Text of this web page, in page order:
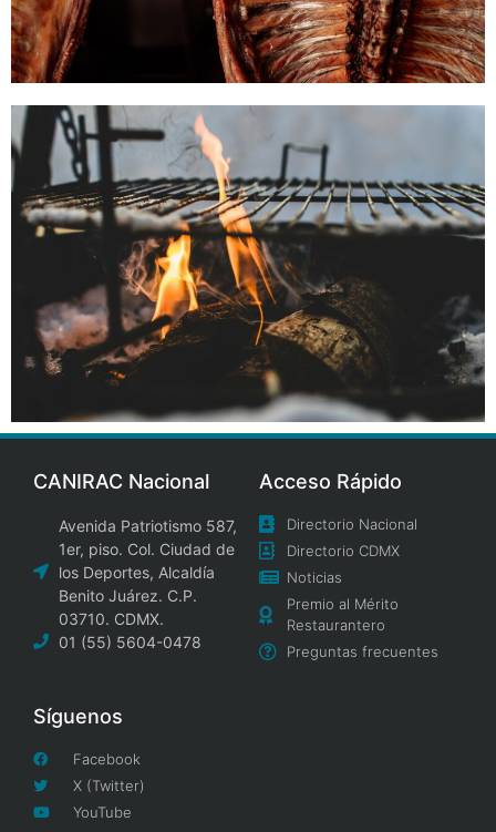
CANIRAC Nacional
Avenida Patriotismo 587,
1er, piso. Col. Ciudad de
los Deportes, Alcaldía
Benito Juárez. C.P.
03710. CDMX.
01 (55) 5604-0478
Acceso Rápido
Directorio Nacional
Directorio CDMX
Noticias
Premio al Mérito
Restaurantero
Preguntas frecuentes
Síguenos
Facebook
X (Twitter)
YouTube